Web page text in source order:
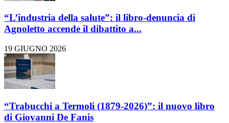
“L’industria della salute”: il libro-denuncia di
Agnoletto accende il dibattito a...
19 GIUGNO 2026
“Trabucchi a Termoli (1879-2026)”: il nuovo libro
di Giovanni De Fanis